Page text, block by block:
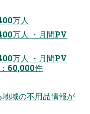
万人
万人 ・月間PV
万人 ・月間PV
60,000件
域の不用品情報が